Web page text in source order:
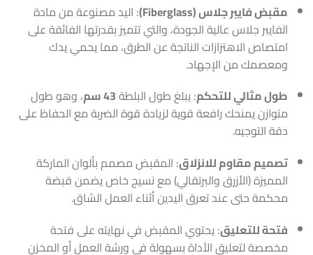
مقبض فايبر جلاس (Fiberglass)
: اليد مصنوعة من مادة
الفايبر جلاس عالية الجودة، والتي تتميز بقدرتها الفائقة على
امتصاص الاهتزازات الناتجة عن الطرق، مما يحمي يدك
ومعصمك من الإجهاد.
طول مثالي للتحكم: يبلغ طول البلطة43 سم
، وهو طول
متوازن يمنحك رافعة قوية لزيادة قوة الضربة مع الحفاظ على
دقة التوجيه.
تصميم مقاوم للانزلاق: المقبض مصمم بألوان الماركة
المميزة (الأزرق والبرتقالي) مع نسيج خاص يضمن قبضة
محكمة حتى عند تعرق اليدين أثناء العمل الشاق.
فتحة للتعليق: يحتوي المقبض في نهايته على فتحة
مخصصة لتعليق الأداة بسهولة في ورشة العمل أو المخزن